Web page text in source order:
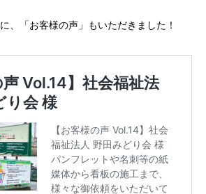
、「お客様の声」もいただきました！